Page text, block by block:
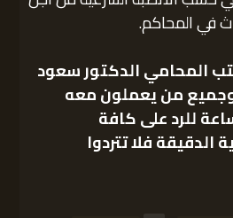
في المحاكم.
المحامي الدكتور سعود
من يعملون معه
للرد على كافة
الدقيقة فلا تتردوا